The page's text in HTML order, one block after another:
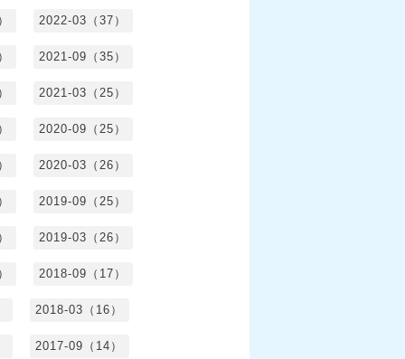
2022-03（37）
2021-09（35）
2021-03（25）
2020-09（25）
2020-03（26）
2019-09（25）
2019-03（26）
2018-09（17）
2018-03（16）
2017-09（14）